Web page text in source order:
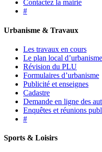
Contactez la mairie
#
Urbanisme & Travaux
Les travaux en cours
Le plan local
Révision du PLU
Formulaires d’urbanisme
Publicité et enseignes
Cadastre
Demande en ligne des
Enquêtes et réunions
#
Sports & Loisirs